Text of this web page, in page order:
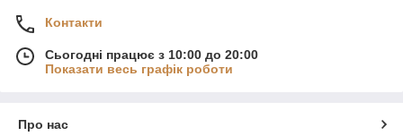
Контакти
Сьогодні працює з 10:00 до 20:00
Показати весь графік роботи
Про нас